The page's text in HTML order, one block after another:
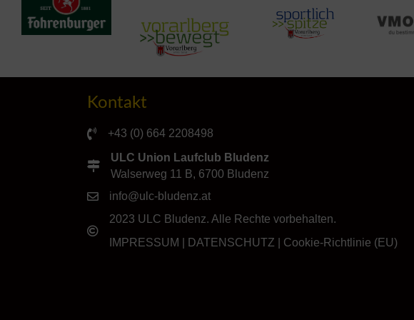
Kontakt
+43 (0) 664 2208498
ULC Union Laufclub Bludenz
Walserweg 11 B, 6700 Bludenz
info@ulc-bludenz.at
2023 ULC Bludenz. Alle Rechte vorbehalten.
IMPRESSUM
DATENSCHUTZ Cookie-Richtlinie (EU)